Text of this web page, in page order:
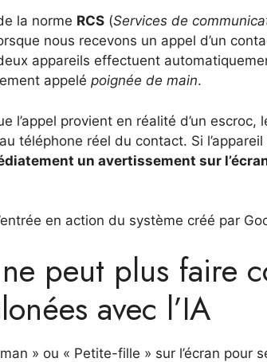
la norme RCS (Services de
nous recevons un appel d’un
appareils effectuent
appelé poignée de main.
l’appel provient en réalité d’un escroc,
téléphone réel du contact. Si
un avertissement sur
en action du système créé par
peut plus faire
avec l’IA
» ou « Petite-fille » sur l’écran pour